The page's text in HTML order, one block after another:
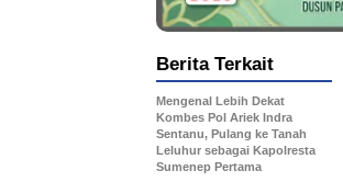
Berita Terkait
Mengenal Lebih Dekat
Kombes Pol Ariek Indra
Sentanu, Pulang ke Tanah
Leluhur sebagai Kapolresta
Sumenep Pertama